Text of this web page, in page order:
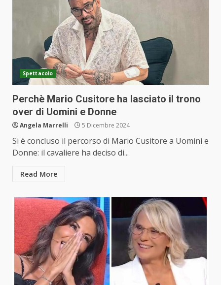
Spettacolo
Perchè Mario Cusitore ha lasciato il trono
over di Uomini e Donne
Angela Marrelli 5 Dicembre 2024
Si è concluso il percorso di Mario Cusitore a Uomini e
Donne: il cavaliere ha deciso di...
Read More